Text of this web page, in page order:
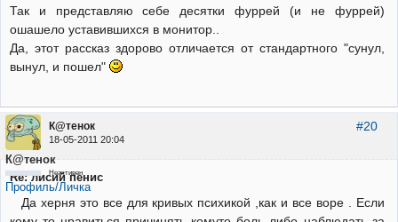
Так и представляю себе десятки фуррей (и не фуррей)
ошашело уставившихся в монитор..
Да, этот рассказ здорово отличается от стандартного "сунул,
вынул, и пошел"
#20
К@тенок
18-05-2011 20:04
К@тенок
Неактивен
Профиль/Личка
Re: лисий пенис
Да херня это все для кривых психикой ,как и все воре . Если